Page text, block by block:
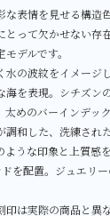
な表情を見せる構造
とって欠かせない存
デルです。
水の波紋をイメージ
海を表現。シチズン
太めのバーインデッ
調和した、洗練され
ような印象と上質感
を配置。ジュエリ
は実際の商品と異